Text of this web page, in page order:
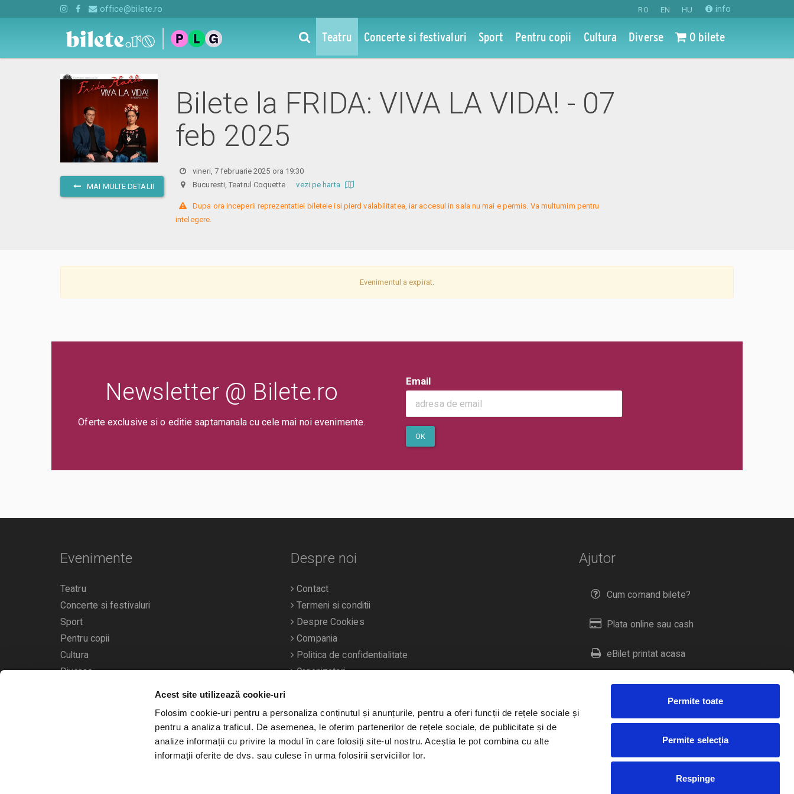
Acest site utilizează cookie-uri
Folosim cookie-uri pentru a personaliza conținutul și anunțurile, pentru a oferi funcții de rețele sociale și
pentru a analiza traficul. De asemenea, le oferim partenerilor de rețele sociale, de publicitate și de
analize informații cu privire la modul în care folosiți site-ul nostru. Aceștia le pot combina cu alte
informații oferite de dvs. sau culese în urma folosirii serviciilor lor.
Permite toate
Permite selecția
Respinge
RO EN HU info
office@bilete.ro
Teatru Concerte si festivaluri Sport Pentru copii Cultura Diverse 0 bilete
MAI MULTE DETALII
Bilete la FRIDA: VIVA LA VIDA! - 07
feb 2025
vineri, 7 februarie 2025 ora 19:30
Bucuresti, Teatrul Coquettevezi pe harta
Dupa ora inceperii reprezentatiei biletele isi pierd valabilitatea, iar accesul in sala nu mai e permis. Va multumim pentru
intelegere.
Evenimentul a expirat.
Newsletter @ Bilete.ro
Oferte exclusive si o editie saptamanala cu cele mai noi evenimente.
Email
OK
Ajutor
Cum comand bilete?
Plata online sau cash
eBilet printat acasa
Livrare prin curier
Duplicare bilete
Evenimente
Teatru
Concerte si festivaluri
Sport
Pentru copii
Cultura
Diverse
Calendarul evenimentelor
Despre noi
Contact
Termeni si conditii
Despre Cookies
Compania
Politica de confidentialitate
Organizatori